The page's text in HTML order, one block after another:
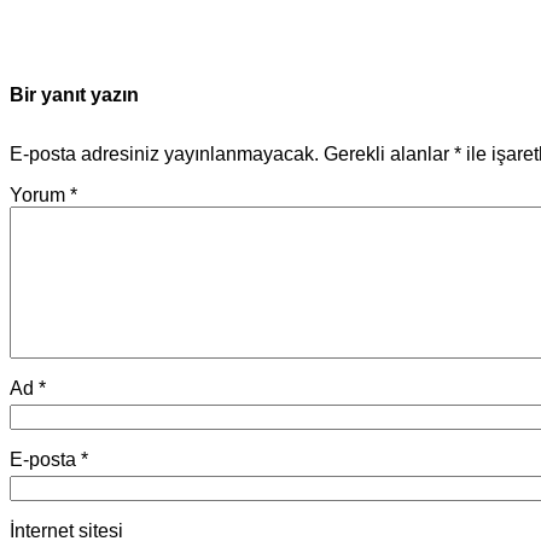
Bir yanıt yazın
E-posta adresiniz yayınlanmayacak. Gerekli alanlar * ile
Yorum *
Ad *
E-posta *
İnternet sitesi